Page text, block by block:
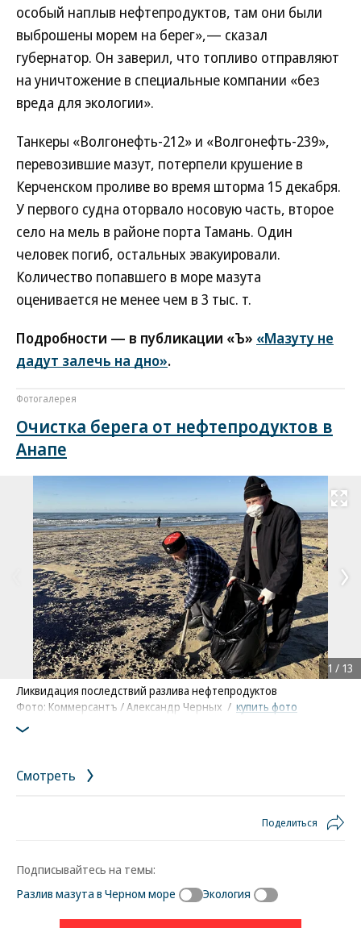
особый наплыв нефтепродуктов, там они были
выброшены морем на берег»,— сказал
губернатор. Он заверил, что топливо отправляют
на уничтожение в специальные компании «без
вреда для экологии».
Танкеры «Волгонефть-212» и «Волгонефть-239»,
перевозившие мазут, потерпели крушение в
Керченском проливе во время шторма 15 декабря.
У первого судна оторвало носовую часть, второе
село на мель в районе порта Тамань. Один
человек погиб, остальных эвакуировали.
Количество попавшего в море мазута
оценивается не менее чем в 3 тыс. т.
Подробности — в публикации «Ъ» «Мазуту не
дадут залечь на дно».
Фотогалерея
Очистка берега от нефтепродуктов в
Анапе
Развернуть
Ликвидация последствий разлива нефтепродуктов
Фото: Коммерсантъ / Александр Черных / купить фото
1 / 13
Смотреть
Поделиться
Подписывайтесь на темы:
Разлив мазута в Черном море
Экология